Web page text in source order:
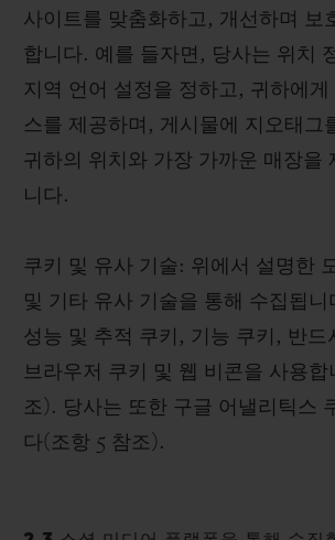
사이트를 맞춤화하고, 개선하며 보
합니다. 예를 들자면, 당사는 위치
지역 언어 설정을 정하고, 귀하에게
스를 제공하며, 게시물에 지오태그
귀하의 위치와 가장 가까운 매장을
니다.
쿠키 및 유사 기술: 위에서 설명한
및 기타 유사 기술을 통해 수집됩
성능 및 추적 쿠키, 기능 쿠키, 반드
브라우저 쿠키 및 웹 비콘을 사용
조). 당사는 또한 구글 어낼리틱스
다(조항 5 참조).